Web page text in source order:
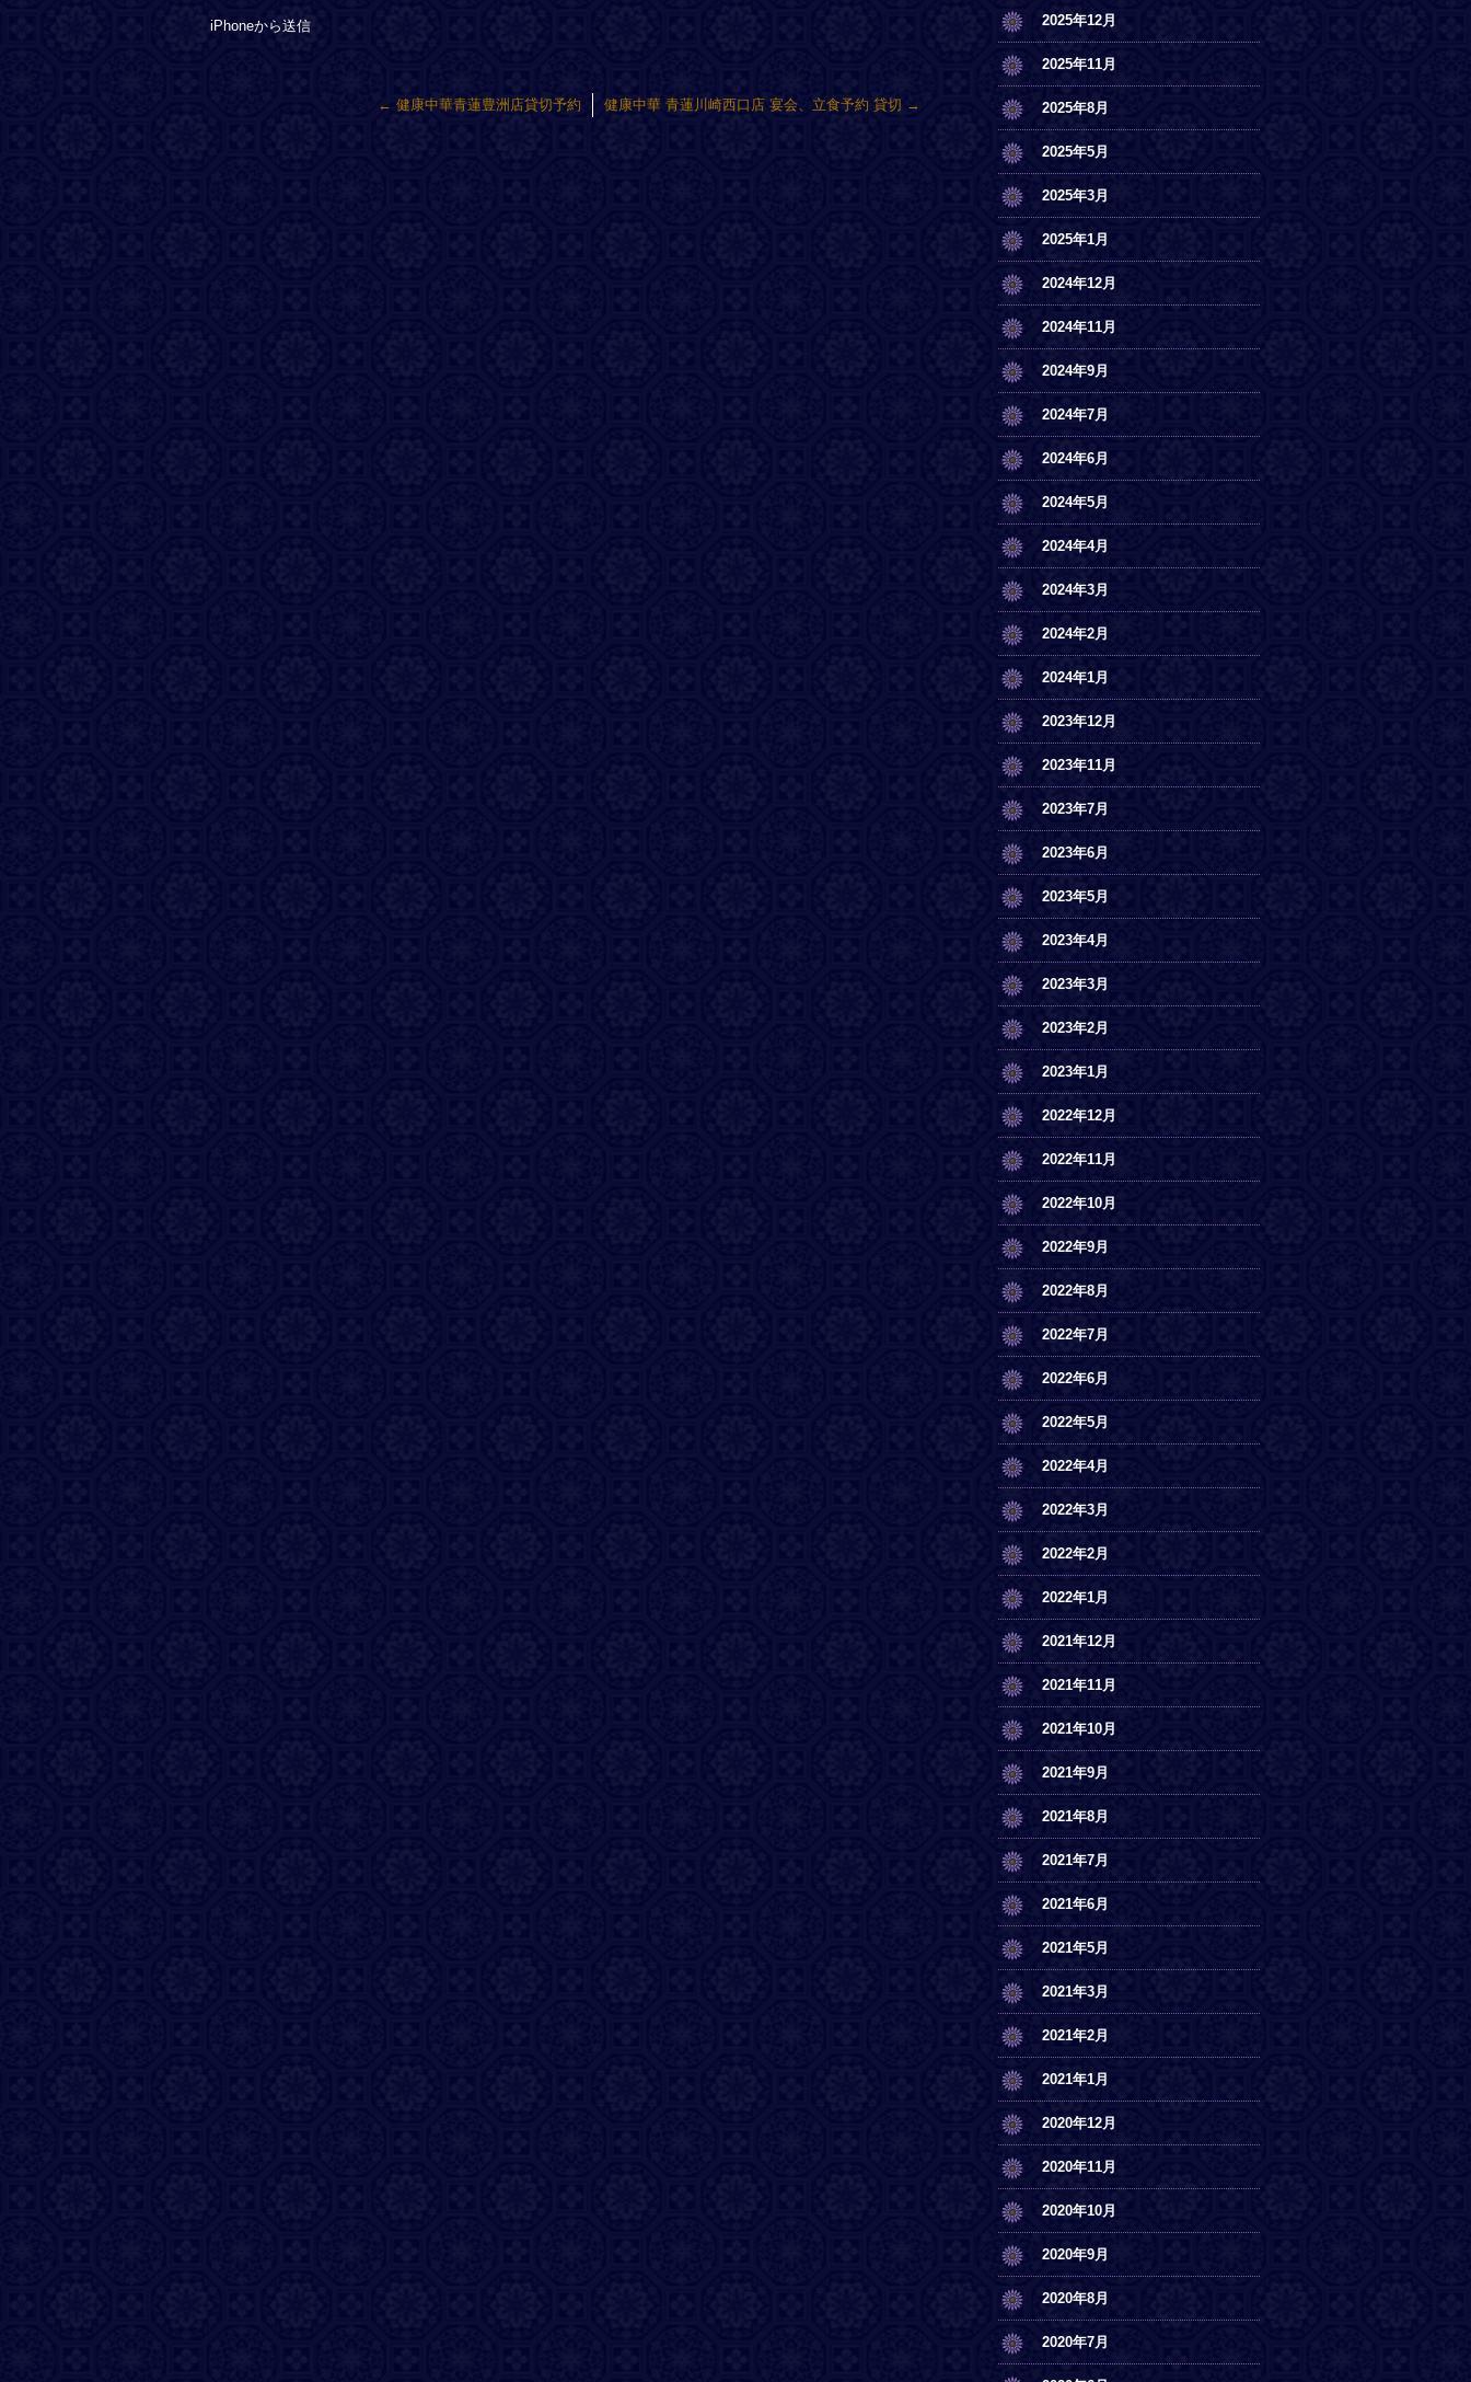
iPhoneから送信
← 健康中華青蓮豊洲店貸切予約 健康中華 青蓮川崎西口店 宴会、立食予約 貸切 →
2025年12月
2025年11月
2025年8月
2025年5月
2025年3月
2025年1月
2024年12月
2024年11月
2024年9月
2024年7月
2024年6月
2024年5月
2024年4月
2024年3月
2024年2月
2024年1月
2023年12月
2023年11月
2023年7月
2023年6月
2023年5月
2023年4月
2023年3月
2023年2月
2023年1月
2022年12月
2022年11月
2022年10月
2022年9月
2022年8月
2022年7月
2022年6月
2022年5月
2022年4月
2022年3月
2022年2月
2022年1月
2021年12月
2021年11月
2021年10月
2021年9月
2021年8月
2021年7月
2021年6月
2021年5月
2021年3月
2021年2月
2021年1月
2020年12月
2020年11月
2020年10月
2020年9月
2020年8月
2020年7月